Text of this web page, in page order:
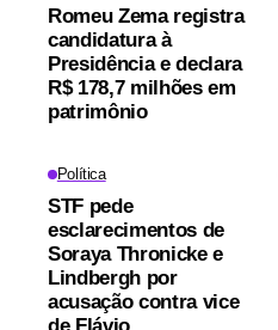
Romeu Zema registra
candidatura à
Presidência e declara
R$ 178,7 milhões em
patrimônio
Política
STF pede
esclarecimentos de
Soraya Thronicke e
Lindbergh por
acusação contra vice